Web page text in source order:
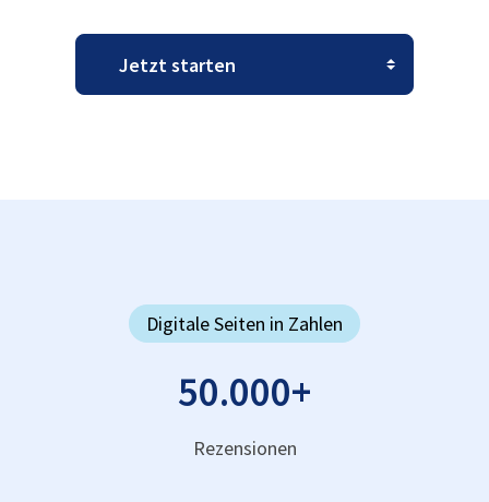
Digitale Seiten in Zahlen
50.000+
Rezensionen